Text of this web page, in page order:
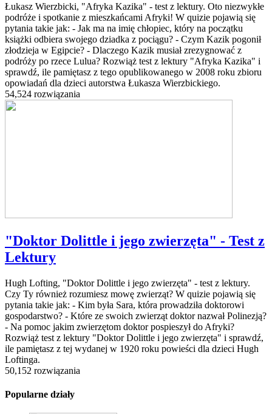
Łukasz Wierzbicki, "Afryka Kazika" - test z lektury. Oto niezwykłe
podróże i spotkanie z mieszkańcami Afryki! W quizie pojawią się
pytania takie jak: - Jak ma na imię chłopiec, który na początku
książki odbiera swojego dziadka z pociągu? - Czym Kazik pogonił
złodzieja w Egipcie? - Dlaczego Kazik musiał zrezygnować z
podróży po rzece Lulua? Rozwiąż test z lektury "Afryka Kazika" i
sprawdź, ile pamiętasz z tego opublikowanego w 2008 roku zbioru
opowiadań dla dzieci autorstwa Łukasza Wierzbickiego.
54,524 rozwiązania
"Doktor Dolittle i jego zwierzęta" - Test z
Lektury
Hugh Lofting, "Doktor Dolittle i jego zwierzęta" - test z lektury.
Czy Ty również rozumiesz mowę zwierząt? W quizie pojawią się
pytania takie jak: - Kim była Sara, która prowadziła doktorowi
gospodarstwo? - Które ze swoich zwierząt doktor nazwał Polinezją?
- Na pomoc jakim zwierzętom doktor pospieszył do Afryki?
Rozwiąż test z lektury "Doktor Dolittle i jego zwierzęta" i sprawdź,
ile pamiętasz z tej wydanej w 1920 roku powieści dla dzieci Hugh
Loftinga.
50,152 rozwiązania
Popularne działy